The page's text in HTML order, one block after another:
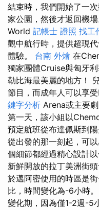
結束時，我們開始了一
家公園，然後才返回機場
World 記帳士 證照 找工
觀中航行時，提供超現
體驗。 台南 外燴 在
獨家團體Cruise與匈牙
勒比海最美麗的地方！
節目，而成年人可以享
鍵字分析 Arena或主要
第一天，該小組以
預定航班從布達佩斯到
從出發的那一刻起，可
個細節都經過精心設計
新鮮開放的拉丁美洲街
於邁阿密使用的時區是
比，時間變化為-6小時。
變化期，因為僅1-2週-5